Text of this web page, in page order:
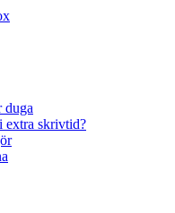
duga
extra skrivtid?